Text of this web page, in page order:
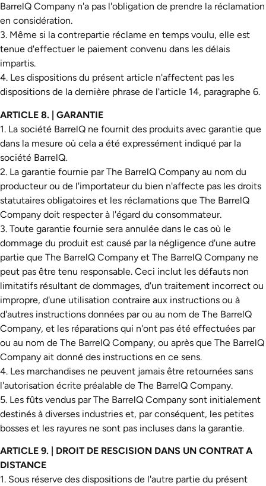
BarrelQ Company n'a pas l'obligation de prendre la réclamation
en considération.
3. Même si la contrepartie réclame en temps voulu, elle est
tenue d'effectuer le paiement convenu dans les délais
impartis.
4. Les dispositions du présent article n'affectent pas les
dispositions de la dernière phrase de l'article 14, paragraphe 6.
ARTICLE 8. | GARANTIE
1. La société BarrelQ ne fournit des produits avec garantie que
dans la mesure où cela a été expressément indiqué par la
société BarrelQ.
2. La garantie fournie par The BarrelQ Company au nom du
producteur ou de l'importateur du bien n'affecte pas les droits
statutaires obligatoires et les réclamations que The BarrelQ
Company doit respecter à l'égard du consommateur.
3. Toute garantie fournie sera annulée dans le cas où le
dommage du produit est causé par la négligence d'une autre
partie que The BarrelQ Company et The BarrelQ Company ne
peut pas être tenu responsable. Ceci inclut les défauts non
limitatifs résultant de dommages, d'un traitement incorrect ou
impropre, d'une utilisation contraire aux instructions ou à
d'autres instructions données par ou au nom de The BarrelQ
Company, et les réparations qui n'ont pas été effectuées par
ou au nom de The BarrelQ Company, ou après que The BarrelQ
Company ait donné des instructions en ce sens.
4. Les marchandises ne peuvent jamais être retournées sans
l'autorisation écrite préalable de The BarrelQ Company.
5. Les fûts vendus par The BarrelQ Company sont initialement
destinés à diverses industries et, par conséquent, les petites
bosses et les rayures ne sont pas incluses dans la garantie.
ARTICLE 9. | DROIT DE RESCISION DANS UN CONTRAT A
DISTANCE
1. Sous réserve des dispositions de l'autre partie du présent